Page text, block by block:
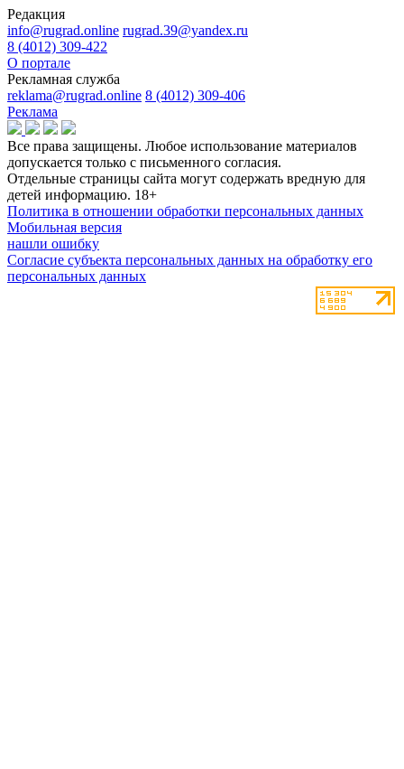
Редакция
info@rugrad.online rugrad.39@yandex.ru
8 (4012) 309-422
О портале
Рекламная служба
reklama@rugrad.online 8 (4012) 309-406
Реклама
Все права защищены. Любое использование материалов
допускается только с письменного согласия.
Отдельные страницы сайта могут содержать вредную для
детей информацию. 18+
Политика в отношении обработки персональных данных
Мобильная версия
нашли ошибку
Согласие субъекта персональных данных на обработку его
персональных данных